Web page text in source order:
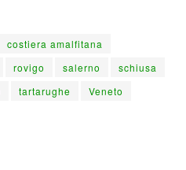
costiera amalfitana
rovigo salerno
schiusa
tartarughe
Veneto